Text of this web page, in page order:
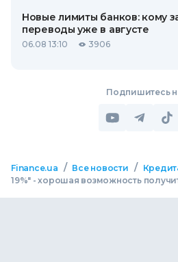
Новые лимиты банков: кому
переводы уже в августе
06.08 13:10 3906
Подпишитесь
Finance.ua / Все новости /
19%" - хорошая возможность